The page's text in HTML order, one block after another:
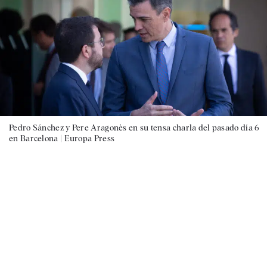
Pedro Sánchez y Pere Aragonès en su tensa charla del pasado día 6
en Barcelona | Europa Press